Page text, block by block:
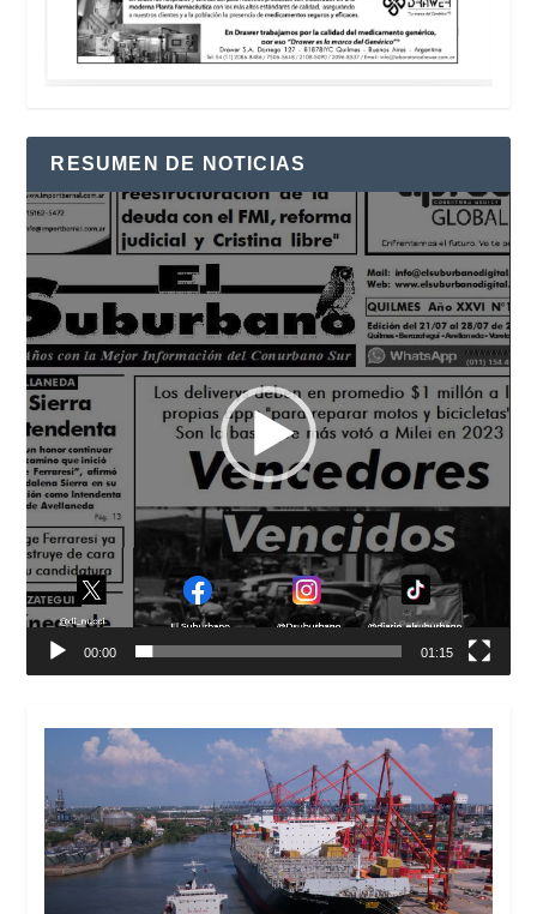
RESUMEN DE NOTICIAS
Reproductor
de
vídeo
00:00 01:15